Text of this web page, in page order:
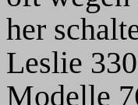
her
Leslie
Modelle